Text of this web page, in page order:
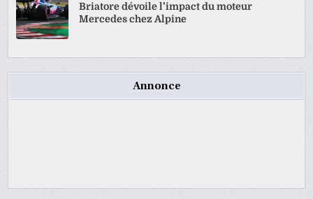
Briatore dévoile l’impact du moteur
Mercedes chez Alpine
Annonce